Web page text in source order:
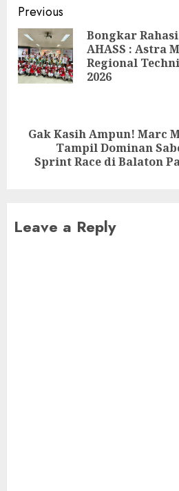
Post
navigation
Previous
Bongkar
AHASS : Astra
Regional
2026
Next
post:
Gak Kasih Ampun! Marc
Tampil Dominan
Sprint Race di Balaton
Leave a Reply